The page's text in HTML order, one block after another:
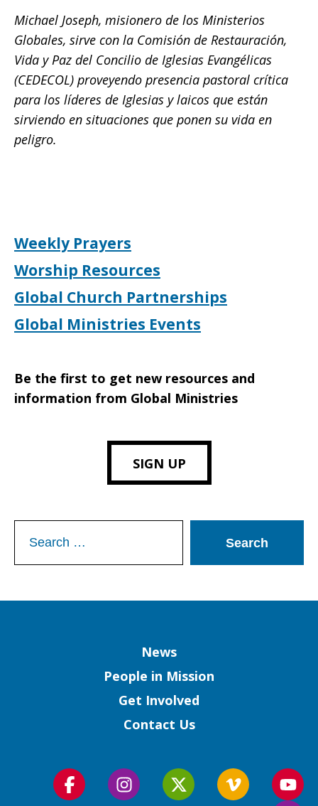
Michael Joseph, misionero de los Ministerios
Globales, sirve con la Comisión de Restauración,
Vida y Paz del Concilio de Iglesias Evangélicas
(CEDECOL) proveyendo presencia pastoral crítica
para los líderes de Iglesias y laicos que están
sirviendo en situaciones que ponen su vida en
peligro.
Weekly Prayers
Worship Resources
Global Church Partnerships
Global Ministries Events
Be the first to get new resources and
information from Global Ministries
SIGN UP
for:
News
People in Mission
Get Involved
Contact Us
Follow
Follow
Follow
Follow